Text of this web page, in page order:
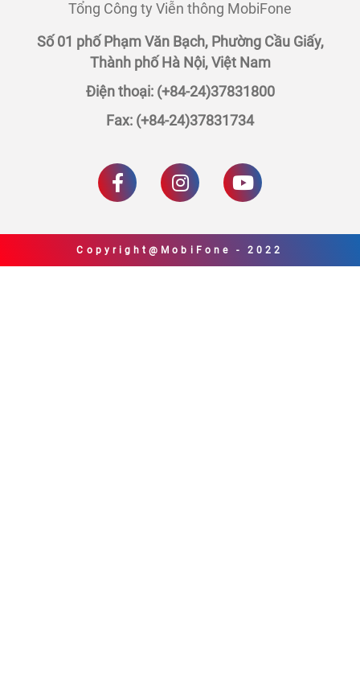
Tổng Công ty Viễn thông MobiFone
Số 01 phố Phạm Văn Bạch, Phường Cầu Giấy,
Thành phố Hà Nội, Việt Nam
Điện thoại: (+84-24)37831800
Fax: (+84-24)37831734
Copyright@MobiFone - 2022